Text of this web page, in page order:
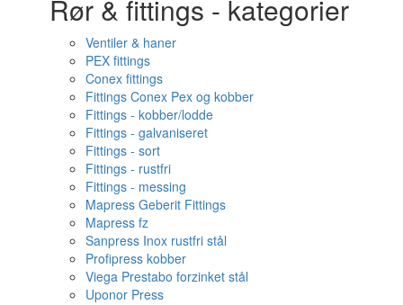
Rør & fittings - kategorier
Ventiler & haner
PEX fittings
Conex fittings
Fittings Conex Pex og kobber
Fittings - kobber/lodde
Fittings - galvaniseret
Fittings - sort
Fittings - rustfri
Fittings - messing
Mapress Geberit Fittings
Mapress fz
Sanpress Inox rustfri stål
Profipress kobber
Viega Prestabo forzinket stål
Uponor Press